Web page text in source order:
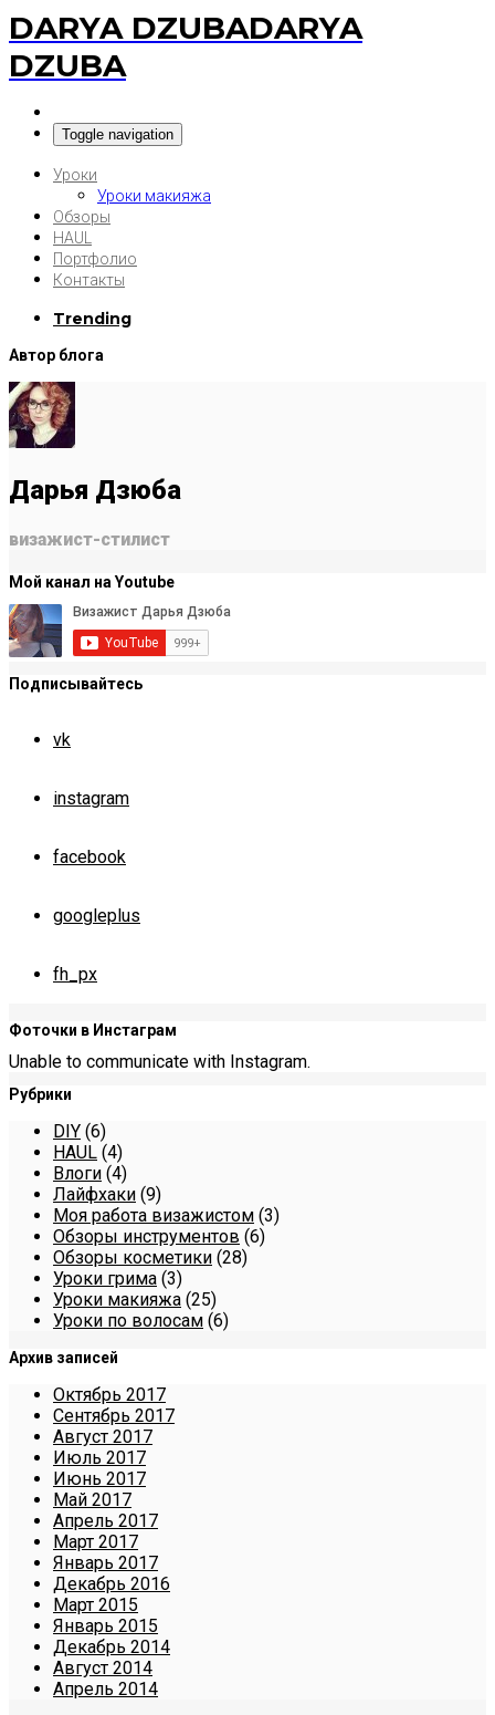
DARYA DZUBADARYA
DZUBA
Toggle navigation
Уроки
Уроки макияжа
Обзоры
HAUL
Портфолио
Контакты
Trending
Автор блога
Дарья Дзюба
визажист-стилист
Мой канал на Youtube
Подписывайтесь
vk
instagram
facebook
googleplus
fh_px
Фоточки в Инстаграм
Unable to communicate with Instagram.
Рубрики
DIY (6)
HAUL (4)
Влоги (4)
Лайфхаки (9)
Моя работа визажистом (3)
Обзоры инструментов (6)
Обзоры косметики (28)
Уроки грима (3)
Уроки макияжа (25)
Уроки по волосам (6)
Архив записей
Октябрь 2017
Сентябрь 2017
Август 2017
Июль 2017
Июнь 2017
Май 2017
Апрель 2017
Март 2017
Январь 2017
Декабрь 2016
Март 2015
Январь 2015
Декабрь 2014
Август 2014
Апрель 2014